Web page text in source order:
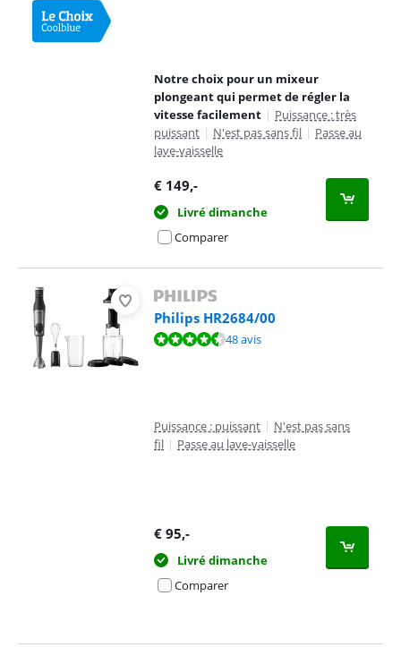
Notre choix pour un mixeur
plongeant qui permet de régler la
vitesse facilement | Puissance : très
puissant | N'est pas sans fil | Passe au
lave-vaisselle
€ 149,-
Livré dimanche
Comparer
Philips HR2684/00
La note est de 8,9 sur 10, basée sur 48 avis.48 avis
Puissance : puissant | N'est pas sans
fil | Passe au lave-vaisselle
€ 95,-
Livré dimanche
Comparer